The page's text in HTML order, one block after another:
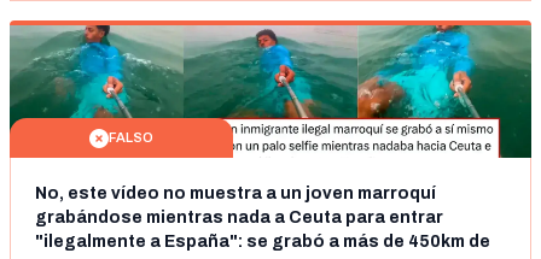
FALSO
No, este vídeo no muestra a un joven marroquí
grabándose mientras nada a Ceuta para entrar
"ilegalmente a España": se grabó a más de 450km de